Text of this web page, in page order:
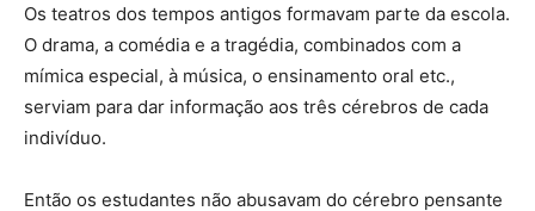
Os teatros dos tempos antigos formavam parte da escola.
O drama, a comédia e a tragédia, combinados com a
mímica especial, à música, o ensinamento oral etc.,
serviam para dar informação aos três cérebros de cada
indivíduo.
Então os estudantes não abusavam do cérebro pensante